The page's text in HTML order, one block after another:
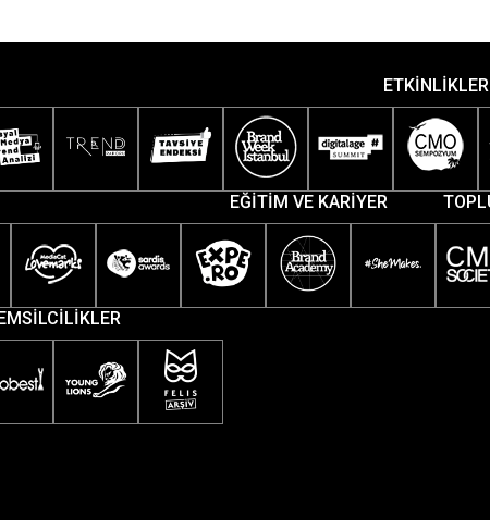
ETKİNLİKLER
EĞİTİM VE KARİYER